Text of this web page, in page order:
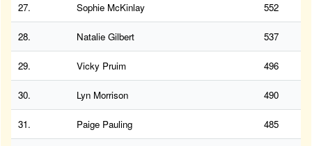
27. Sophie McKinlay 552
28. Natalie Gilbert 537
29. Vicky Pruim 496
30. Lyn Morrison 490
31. Paige Pauling 485